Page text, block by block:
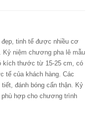
đẹp, tinh tế được nhiều cơ
Kỷ niệm chương pha lê mẫu
kích thước từ 15-25 cm, có
tế của khách hàng. Các
đánh bóng cẩn thận. Kỷ
hợp cho chương trình